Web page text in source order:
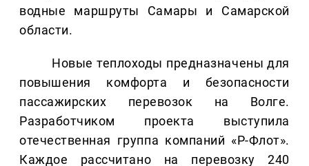
водные маршруты Самары и Самарской
области.
Новые теплоходы предназначены для
повышения комфорта и безопасности
пассажирских перевозок на Волге.
Разработчиком проекта выступила
отечественная группа компаний «Р-Флот».
Каждое рассчитано на перевозку 240